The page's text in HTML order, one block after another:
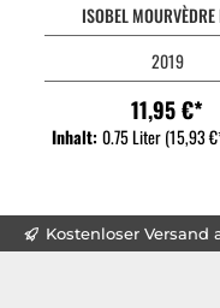
ISOBEL MOURVÈDRE
2019
11,95 €*
Inhalt:0.75 Liter(15,93
Kostenloser Versand